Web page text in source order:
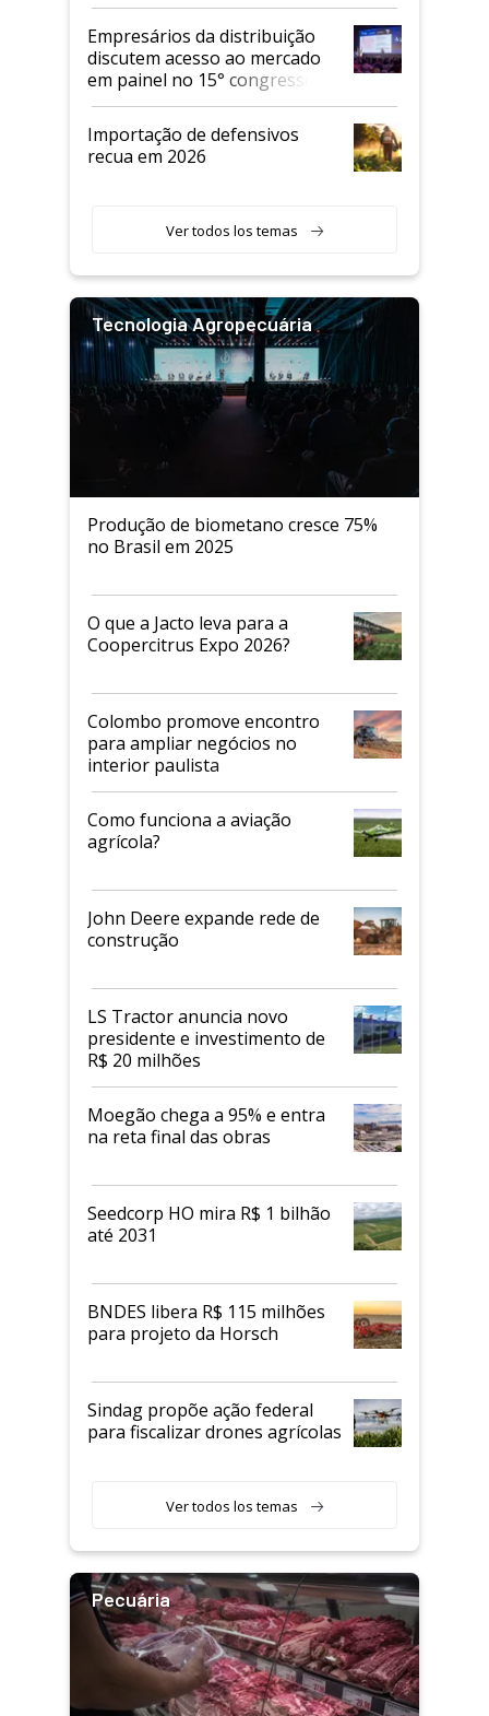
Empresários da distribuição
discutem acesso ao mercado
em painel no 15° congresso
Andav
Importação de defensivos
recua em 2026
Ver todos los temas
Tecnologia Agropecuária
Produção de biometano cresce 75%
no Brasil em 2025
O que a Jacto leva para a
Coopercitrus Expo 2026?
Colombo promove encontro
para ampliar negócios no
interior paulista
Como funciona a aviação
agrícola?
John Deere expande rede de
construção
LS Tractor anuncia novo
presidente e investimento de
R$ 20 milhões
Moegão chega a 95% e entra
na reta final das obras
Seedcorp HO mira R$ 1 bilhão
até 2031
BNDES libera R$ 115 milhões
para projeto da Horsch
Sindag propõe ação federal
para fiscalizar drones agrícolas
Ver todos los temas
Pecuária